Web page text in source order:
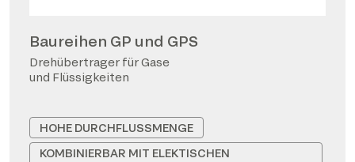
Baureihen GP und GPS
Drehübertrager für Gase
und Flüssigkeiten
HOHE DURCHFLUSSMENGE
KOMBINIERBAR MIT ELEKTISCHEN